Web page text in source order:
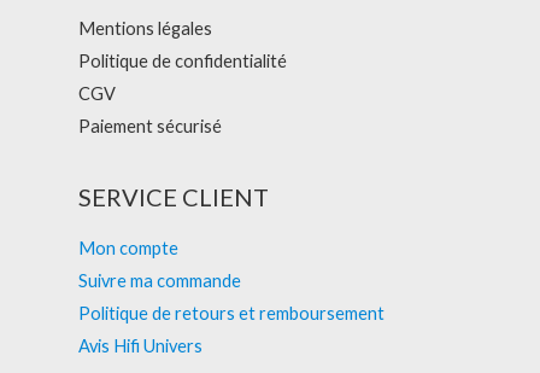
Mentions légales
Politique de confidentialité
CGV
Paiement sécurisé
SERVICE CLIENT
Mon compte
Suivre ma commande
Politique de retours et remboursement
Avis Hifi Univers